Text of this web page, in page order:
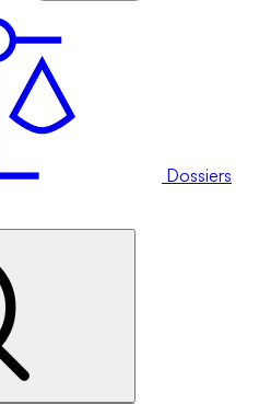
Dossiers